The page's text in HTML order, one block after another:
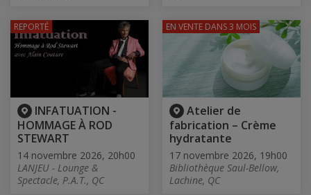
INFATUATION -
HOMMAGE À ROD
STEWART
14 novembre 2026, 20h00
LANJEU - Lounge &
Spectacle, P.A.T., QC
REPORTÉ
Atelier de
fabrication – Crème
hydratante
17 novembre 2026, 19h00
Bibliothèque Saul-Bellow,
Lachine, QC
EN VENTE DANS 3 MOIS